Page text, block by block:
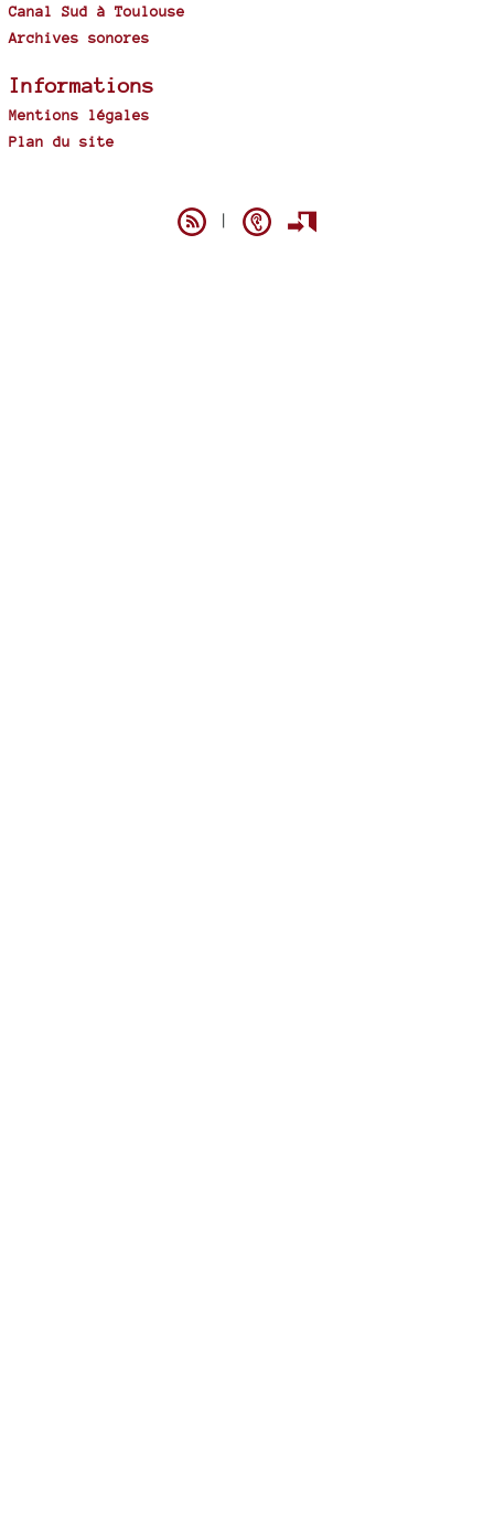
Canal Sud à Toulouse
Archives sonores
Informations
Mentions légales
Plan du site
|